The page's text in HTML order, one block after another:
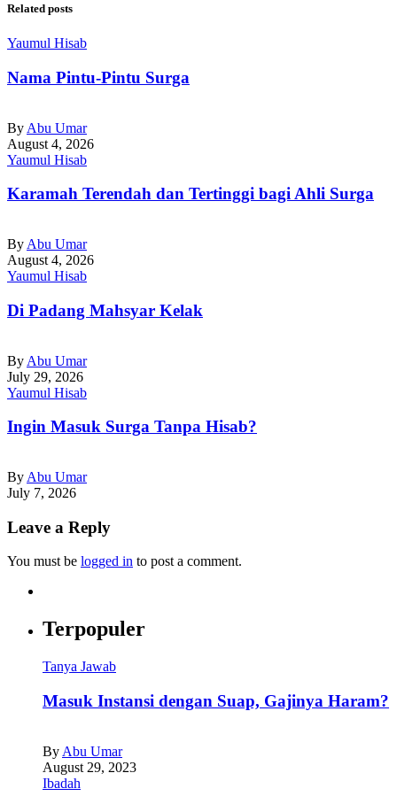
Related posts
Yaumul Hisab
Nama Pintu-Pintu Surga
By Abu Umar
August 4, 2026
Yaumul Hisab
Karamah Terendah dan Tertinggi bagi Ahli Surga
By Abu Umar
August 4, 2026
Yaumul Hisab
Di Padang Mahsyar Kelak
By Abu Umar
July 29, 2026
Yaumul Hisab
Ingin Masuk Surga Tanpa Hisab?
By Abu Umar
July 7, 2026
Leave a Reply
You must be logged in to post a comment.
Terpopuler
Tanya Jawab
Masuk Instansi dengan Suap, Gajinya Haram?
By Abu Umar
August 29, 2023
Ibadah